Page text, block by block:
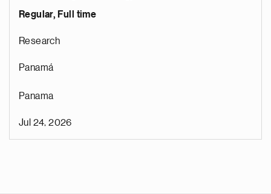
Regular, Full time
Research
Panamá
Panama
Jul 24, 2026